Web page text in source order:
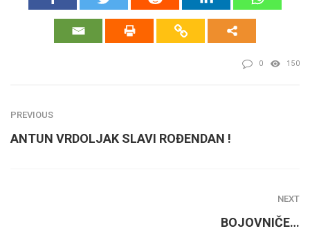
0 150
PREVIOUS
ANTUN VRDOLJAK SLAVI ROĐENDAN !
NEXT
BOJOVNIČE…